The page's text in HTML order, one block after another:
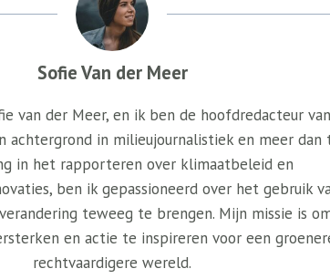
Sofie Van der Meer
van der Meer, en ik ben de hoofdredacteur van
achtergrond in milieujournalistiek en meer dan
in het rapporteren over klimaatbeleid en
ben ik gepassioneerd over het gebruik
teweeg te brengen. Mijn missie is
en actie te inspireren voor een
rechtvaardigere wereld.